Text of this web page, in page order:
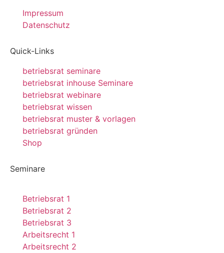
Impressum
Datenschutz
Quick-Links
betriebsrat seminare
betriebsrat inhouse Seminare
betriebsrat webinare
betriebsrat wissen
betriebsrat muster & vorlagen
betriebsrat gründen
Shop
Seminare
Betriebsrat 1
Betriebsrat 2
Betriebsrat 3
Arbeitsrecht 1
Arbeitsrecht 2